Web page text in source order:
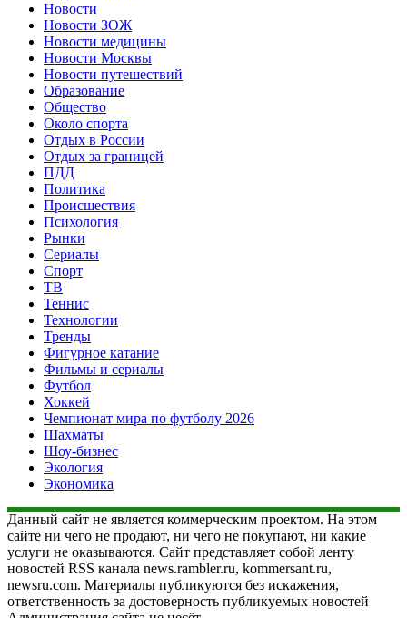
Новости
Новости ЗОЖ
Новости медицины
Новости Москвы
Новости путешествий
Образование
Общество
Около спорта
Отдых в России
Отдых за границей
ПДД
Политика
Происшествия
Психология
Рынки
Сериалы
Спорт
ТВ
Теннис
Технологии
Тренды
Фигурное катание
Фильмы и сериалы
Футбол
Хоккей
Чемпионат мира по футболу 2026
Шахматы
Шоу-бизнес
Экология
Экономика
Данный сайт не является коммерческим проектом. На этом
сайте ни чего не продают, ни чего не покупают, ни какие
услуги не оказываются. Сайт представляет собой ленту
новостей RSS канала news.rambler.ru, kommersant.ru,
newsru.com. Материалы публикуются без искажения,
ответственность за достоверность публикуемых новостей